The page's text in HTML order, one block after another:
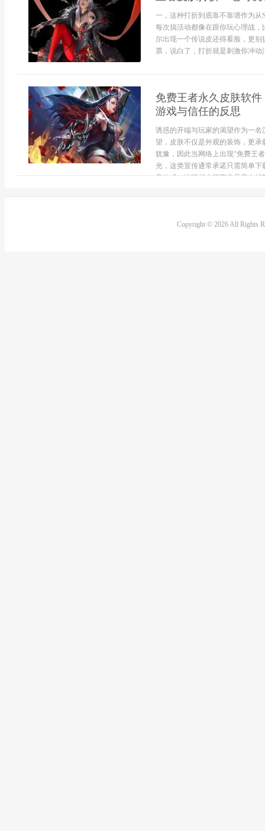
一，这种打折到底靠不靠谱作为
每次搞活动都像在跟你玩心理战
尔出现一个传说皮还得看脸，更
票，说白了，打折就是刺激你冲动
免费王者永久皮肤软
游戏与信任的反思
诱惑的开端与玩家的渴望作为一
望，皮肤不仅是外观的装饰，更
犹豫，因此当网络上出现“免费王
光，这类宣传通常承诺只需简单
定款式，这听起来简直像是天上掉
Copyright © 2026 All Rights